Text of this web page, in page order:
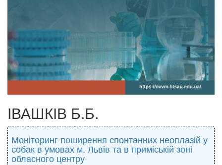
ІВАШКІВ Б.Б.
Моніторинг поширення спонтанних неоплазій у
собак в умовах м. Львів та в приміській зоні
обласного центру